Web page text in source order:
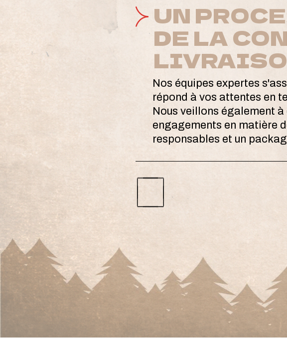
UN
DE LA
Nos équipes expertes
répond à vos attentes en
Nous veillons également
engagements en matière
responsables et un